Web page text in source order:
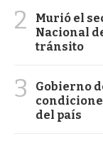
2
Murió el
Nacional
tránsito
3
Gobierno
del país